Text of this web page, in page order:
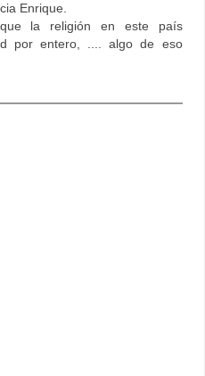
Enrique.
la religión en este país
por entero, .... algo de eso